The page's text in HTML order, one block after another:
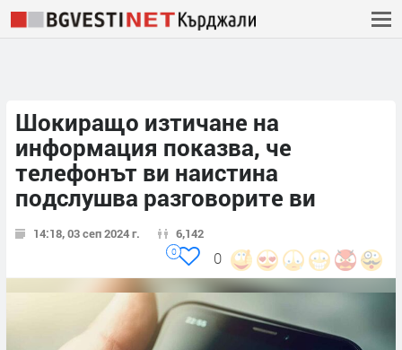
Шокиращо изтичане на
информация показва, че
телефонът ви наистина
подслушва разговорите ви
14:18, 03 сеп 2024 г. 6,142
0
0